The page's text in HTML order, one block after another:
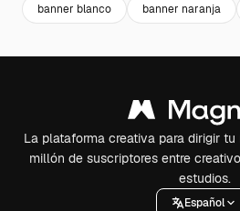
banner blanco banner naranja
La plataforma creativa para dirigir
millón de suscriptores entre
estudios.
Español